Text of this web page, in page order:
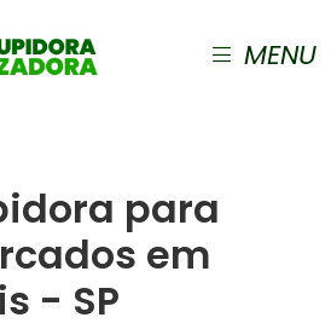
MENU
para
em
- SP